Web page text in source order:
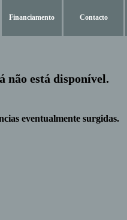
Financiamento Contacto
não está disponível.
eventualmente surgidas.